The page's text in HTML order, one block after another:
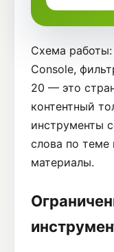
Схема
Console,
20 — это
контентный
инструменты
слова по
материалы.